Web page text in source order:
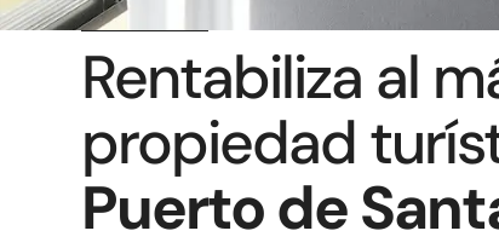
Rentabiliza al
propiedad
Puerto de